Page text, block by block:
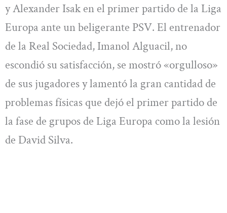
y Alexander Isak en el primer partido de la Liga
Europa ante un beligerante PSV. El entrenador
de la Real Sociedad, Imanol Alguacil, no
escondió su satisfacción, se mostró «orgulloso»
de sus jugadores y lamentó la gran cantidad de
problemas físicas que dejó el primer partido de
la fase de grupos de Liga Europa como la lesión
de David Silva.